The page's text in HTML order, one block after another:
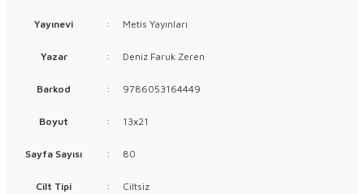
Yayınevi : Metis Yayınları
Yazar : Deniz Faruk Zeren
Barkod : 9786053164449
Boyut : 13x21
Sayfa Sayısı : 80
Cilt Tipi : Ciltsiz